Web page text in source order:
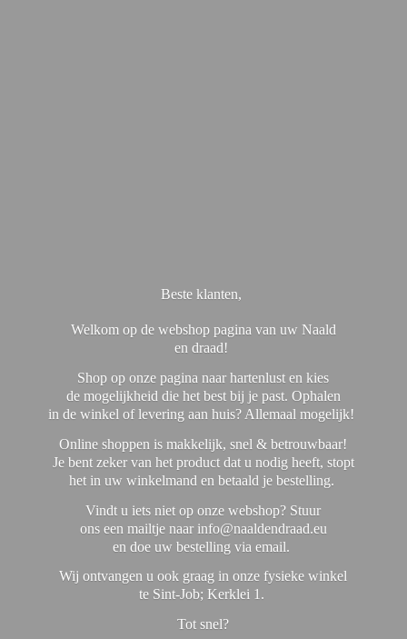
Beste klanten,
Welkom op de webshop pagina van uw Naald
en draad!
Shop op onze pagina naar hartenlust en kies
de mogelijkheid die het best bij je past. Ophalen
in de winkel of levering aan huis? Allemaal mogelijk!
Online shoppen is makkelijk, snel & betrouwbaar!
Je bent zeker van het product dat u nodig heeft, stopt
het in uw winkelmand en betaald je bestelling.
Vindt u iets niet op onze webshop? Stuur
ons een mailtje naar info@naaldendraad.eu
en doe uw bestelling via email.
Wij ontvangen u ook graag in onze fysieke winkel
te Sint-Job; Kerklei 1.
Tot snel?